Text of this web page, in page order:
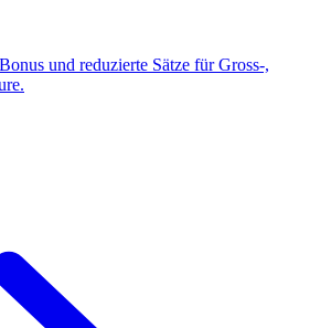
und reduzierte Sätze für Gross-,